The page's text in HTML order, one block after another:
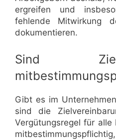
ergreifen und
fehlende Mitwirkung
dokumentieren.
Sind
Gibt es im
sind die
Vergütungsregel für